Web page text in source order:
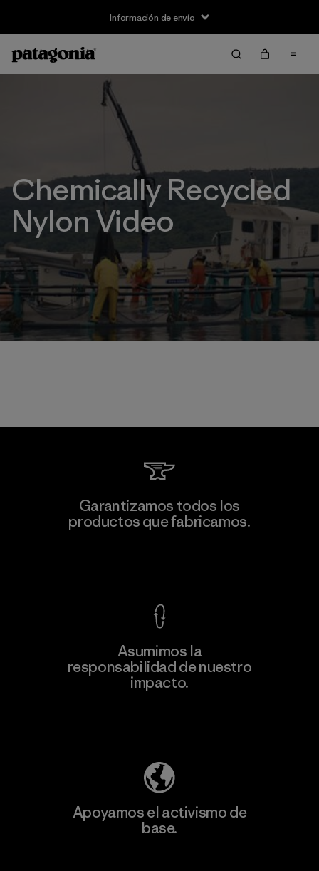
Información de envío
Chemically Recycled
Nylon Video
Garantizamos todos los
productos que fabricamos.
Asumimos la
responsabilidad de nuestro
impacto.
Apoyamos el activismo de
base.